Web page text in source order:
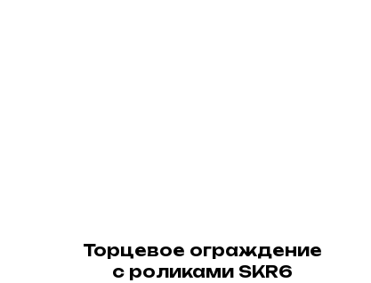
Торцевое ограждение
с роликами SKR6